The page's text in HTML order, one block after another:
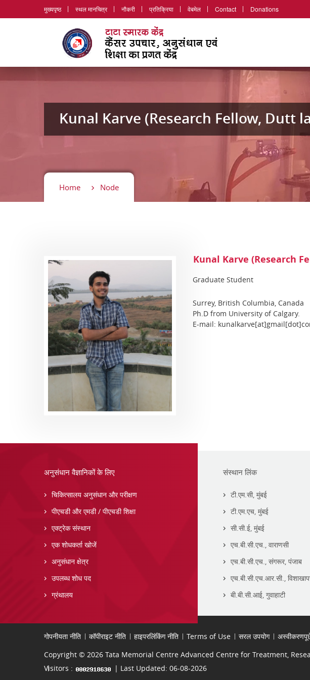
मुख्यपृष्ठ स्थल मानचित्र नौकरी प्रतिक्रिया वेबमेल Contact Donations
Kunal Karve (Research Fellow, Dutt
Home Node
Kunal Karve (Research
Graduate Student
Surrey, British Columbia, Canada
Ph.D from University of Calgary.
E-mail:
अनुसंधान वैज्ञानिकों के लिए
चिकित्सालय अनुसंधान और परीक्षण
पीएचडी और एमडी / पीएचडी शिक्षा
एक्ट्रेक संस्थान
एक शोधकर्ता खोजें
अनुसंधान क्षेत्र
उपलब्ध शोध पद
ग्रंथालय
संस्थान लिंक
टी.एम.सी, मुंबई
टी.एम.एच, मुंबई
सी.सी.ई, मुंबई
एच.बी.सी.एच., वाराणसी
एच.बी.सी.एच., संगरूर, पंजाब
एच.बी.सी.एच.आर.सी.,
बी.बी.सी.आई, गुवाहाटी
गोपनीयता नीति कॉपीराइट नीति हाइपरलिंकिंग नीति Terms of Use सरल उपयोग
Copyright © 2026 Tata Memorial Centre Advanced Centre for Treatment,
Visitors :
| Last Updated: 06-08-2026